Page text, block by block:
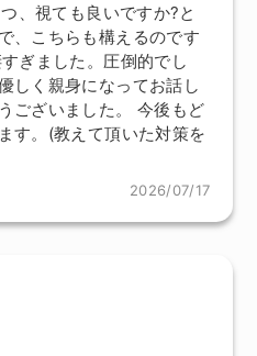
、視ても良いですか?と
、こちらも構えるのです
ぎました。圧倒的でし
しく親身になってお話し
ございました。 今後もど
す。(教えて頂いた対策を
2026/07/17